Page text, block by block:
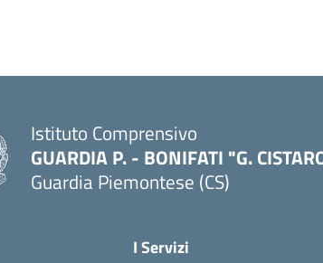
Istituto Comprensivo
GUARDIA P. - BONIFATI "G.
Guardia Piemontese (CS)
I Servizi